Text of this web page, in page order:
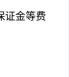
证金等费